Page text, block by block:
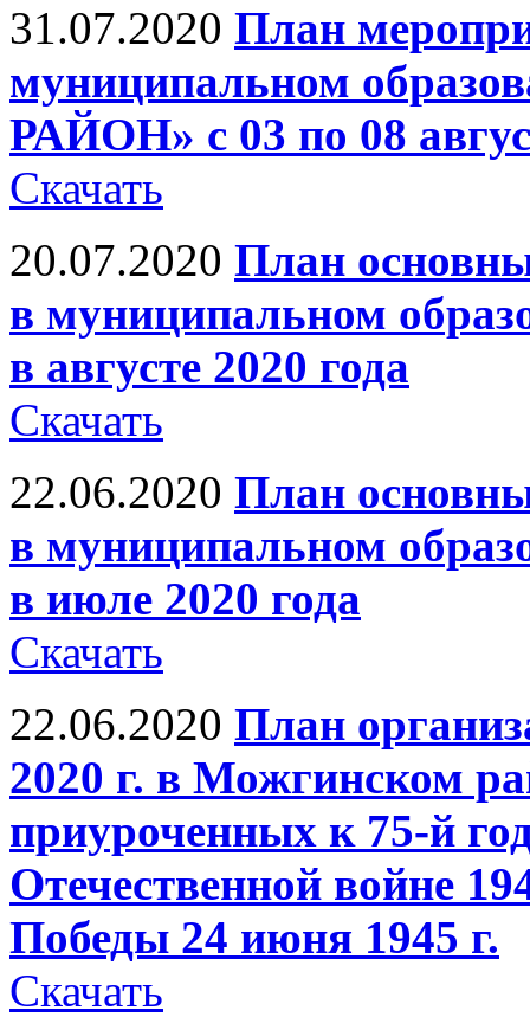
31.07.2020 План
муниципальном
РАЙОН» с 03 по 08
Скачать
20.07.2020 План
в муниципальном
в августе 2020 года
Скачать
22.06.2020 План
в муниципальном
в июле 2020 года
Скачать
22.06.2020 План
2020 г. в Можгинском
приуроченных к 75-й
Отечественной войне
Победы 24 июня 1945 г.
Скачать